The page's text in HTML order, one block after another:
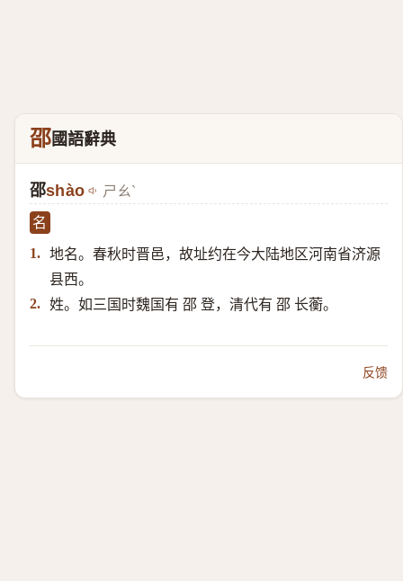
邵國語辭典
邵shào ㄕㄠˋ
名
1. 地名。春秋时晋邑，故址约在今大陆地区河南省济源
县西。
2. 姓。如三国时魏国有 邵 登，清代有 邵 长蘅。
反馈